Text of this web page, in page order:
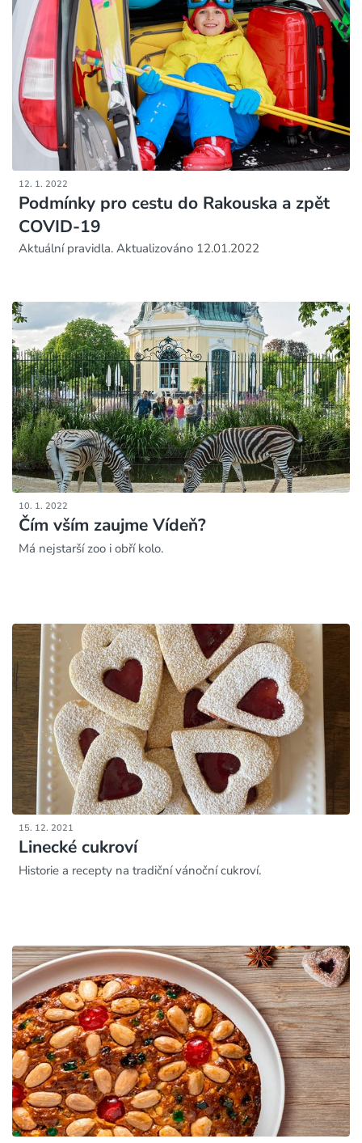
12. 1. 2022
Podmínky pro cestu do Rakouska a zpět
COVID-19
Aktuální pravidla. Aktualizováno 12.01.2022
10. 1. 2022
Čím vším zaujme Vídeň?
Má nejstarší zoo i obří kolo.
15. 12. 2021
Linecké cukroví
Historie a recepty na tradiční vánoční cukroví.